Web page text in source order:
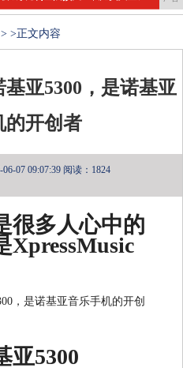
> >正文内容
亚5300，是诺基亚
的开创者
07 09:07:39 阅读：1824
很多人心中的
XpressMusic
亚5300